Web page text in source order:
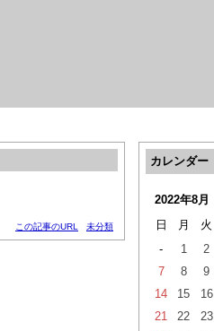
この記事のURL 未分類
カレンダー
2022年8月
日
月 火
-
1 2
7
8 9
14
15 16
21
22 23